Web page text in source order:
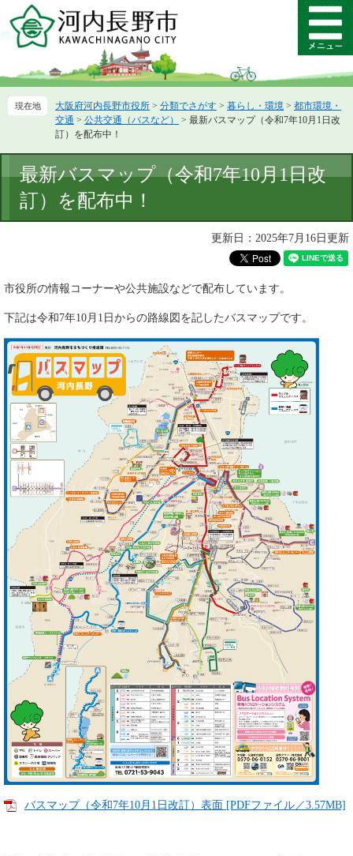
ー
先
ニ
を
本
文
メ
ニ
ー
大阪府河内長野市役所 > 分類でさがす > 暮らし・環境 > 都市環境・
交通 > 公共交通（バスなど） > 最新バスマップ（令和7年10月1日改
訂）を配布中！
文
最新バスマップ（令和7年10月1日改
訂）を配布中！
更新日：2025年7月16日更新
市役所の情報コーナーや公共施設などで配布しています。
下記は令和7年10月1日からの路線図を記したバスマップです。
バスマップ（令和7年10月1日改訂）表面 [PDFファイル／3.57MB]